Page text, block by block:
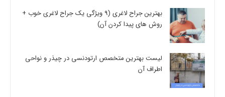
بهترین جراح لاغری (9 ویژگی یک جراح لاغری خوب +
روش های پیدا کردن آن)
لیست بهترین متخصص ارتودنسی در چیذر و نواحی
اطراف آن